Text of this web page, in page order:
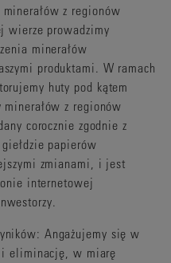
z regionów
wierze prowadzimy
minerałów
produktami. W ramach
huty pod kątem
minerałów z regionów
corocznie zgodnie z
papierów
zmianami, i jest
internetowej
Angażujemy się w
i eliminację, w miarę